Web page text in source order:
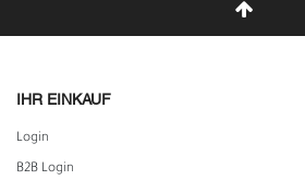
IHR EINKAUF
Login
B2B Login